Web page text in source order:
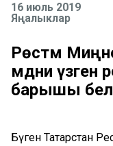
16 июль 2019
Яңалыклар
Рөстәм
мәдәни
барышы
Бүген Татарстан